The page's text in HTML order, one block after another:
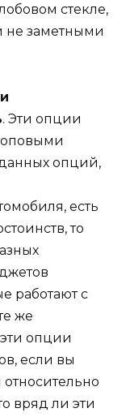
стекле,
не заметными
. Эти опции
опций,
есть
то
работают с
же
опции
если вы
вряд ли эти